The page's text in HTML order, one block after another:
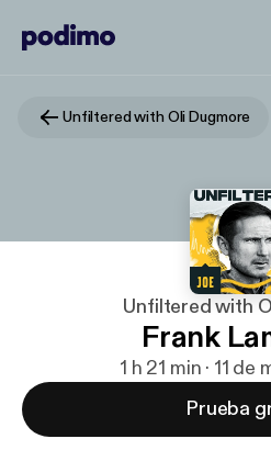
Unfiltered with Oli Dugmore
Unfiltered with
Frank
1 h 21 min · 11
Prueba